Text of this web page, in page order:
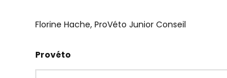
Florine Hache, ProVéto Junior Conseil
Provéto